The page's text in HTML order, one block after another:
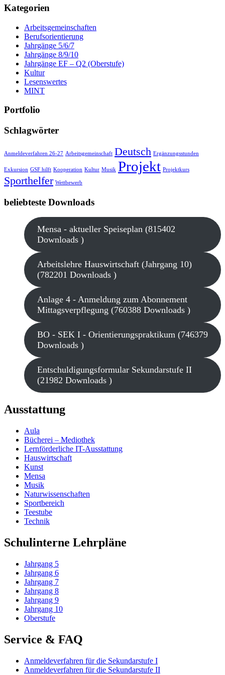
Kategorien
Arbeitsgemeinschaften
Berufsorientierung
Jahrgänge 5/6/7
Jahrgänge 8/9/10
Jahrgänge EF – Q2 (Oberstufe)
Kultur
Lesenswertes
MINT
Portfolio
Schlagwörter
Anmeldeverfahren 26-27 Arbeitsgemeinschaft Deutsch Ergänzungsstunden
Exkursion GSF hilft Kooperation Kultur Musik Projekt Projektkurs
Sporthelfer Wettbewerb
beliebteste Downloads
Mensa - aktueller Speiseplan (815402
Downloads )
Arbeitslehre Hauswirtschaft (Jahrgang 10)
(782201 Downloads )
Anlage 4 - Anmeldung zum Abonnement
Mittagsverpflegung (760388 Downloads )
BO - SEK I - Orientierungspraktikum (746379
Downloads )
Entschuldigungsformular Sekundarstufe II
(21982 Downloads )
Ausstattung
Aula
Bücherei – Mediothek
Lernförderliche IT-Ausstattung
Hauswirtschaft
Kunst
Mensa
Musik
Naturwissenschaften
Sportbereich
Teestube
Technik
Schulinterne Lehrpläne
Jahrgang 5
Jahrgang 6
Jahrgang 7
Jahrgang 8
Jahrgang 9
Jahrgang 10
Oberstufe
Service & FAQ
Anmeldeverfahren für die Sekundarstufe I
Anmeldeverfahren für die Sekundarstufe II